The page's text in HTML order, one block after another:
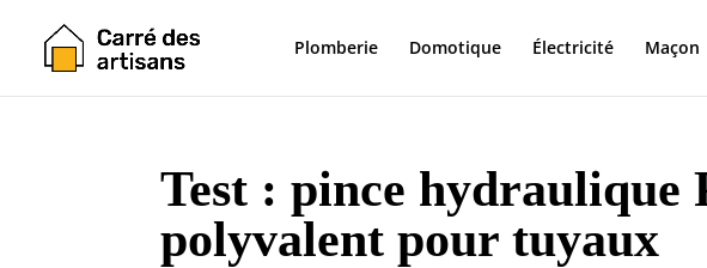
Plomberie Domotique Électricité Maçon
Test : pince hydraulique
polyvalent pour tuyaux